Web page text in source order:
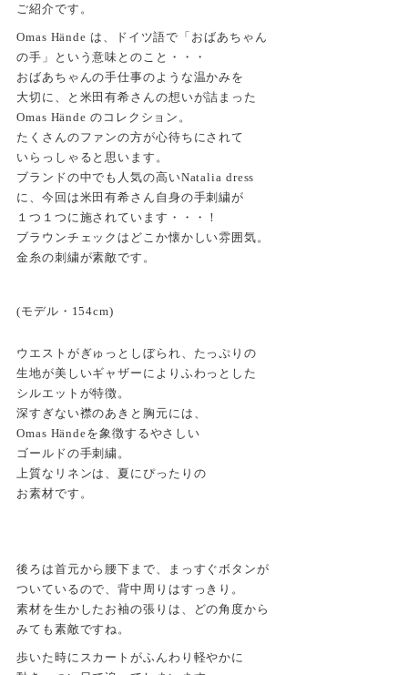
ご紹介です。
Omas Hände は、ドイツ語で「おばあちゃん
の手」という意味とのこと・・・
おばあちゃんの手仕事のような温かみを
大切に、と米田有希さんの想いが詰まった
Omas Hände のコレクション。
たくさんのファンの方が心待ちにされて
いらっしゃると思います。
ブランドの中でも人気の高いNatalia dress
に、今回は米田有希さん自身の手刺繍が
１つ１つに施されています・・・！
ブラウンチェックはどこか懐かしい雰囲気。
金糸の刺繍が素敵です。
(モデル・154cm)
ウエストがぎゅっとしぼられ、たっぷりの
生地が美しいギャザーによりふわっとした
シルエットが特徴。
深すぎない襟のあきと胸元には、
Omas Händeを象徴するやさしい
ゴールドの手刺繍。
上質なリネンは、夏にぴったりの
お素材です。
後ろは首元から腰下まで、まっすぐボタンが
ついているので、背中周りはすっきり。
素材を生かしたお袖の張りは、どの角度から
みても素敵ですね。
歩いた時にスカートがふんわり軽やかに